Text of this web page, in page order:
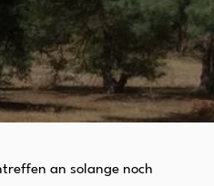
an solange noch